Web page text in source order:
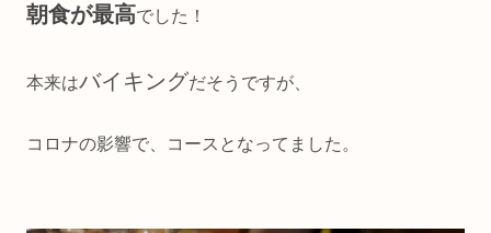
朝食が最高でした！
本来はバイキングだそうですが、
コロナの影響で、コースとなってました。